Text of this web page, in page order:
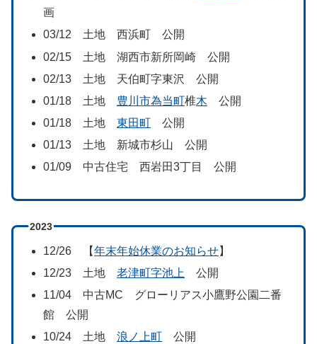
画
03/12 土地 西浜町 公開
02/15 土地 湖西市新所岡崎 公開
02/13 土地 天伯町字東沢 公開
01/18 土地 豊川市為当町椎木 公開
01/18 土地 東田町公開
01/13 土地 新城市杉山 公開
01/09 中古住宅 西岩田3丁目 公開
2023
12/26 【年末年始休業のお知らせ】
12/23 土地 老津町字池上
公開
11/04 中古MC グローリアス小鷹野公園二番
館 公開
10/24 土地 浪ノ上町公開